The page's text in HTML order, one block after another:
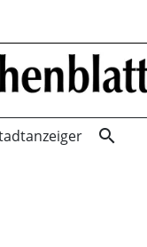
search